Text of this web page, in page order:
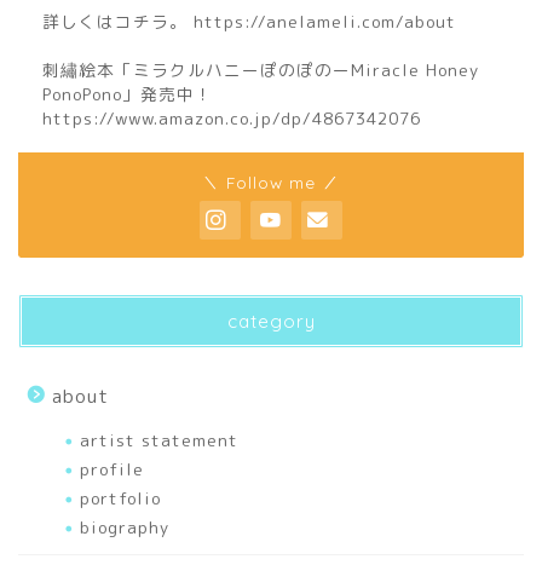
詳しくはコチラ。 https://anelameli.com/about
刺繡絵本「ミラクルハニーぽのぽのーMiracle Honey
PonoPono」発売中！
https://www.amazon.co.jp/dp/4867342076
＼ Follow me ／
category
about
artist statement
profile
portfolio
biography
biography